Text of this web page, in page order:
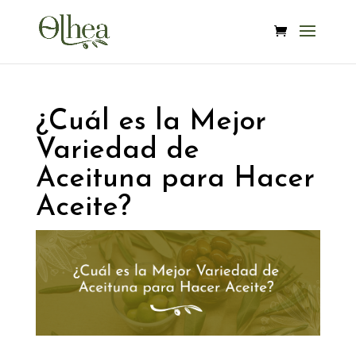
¿Cuál es la Mejor
Variedad de
Aceituna para Hacer
Aceite?